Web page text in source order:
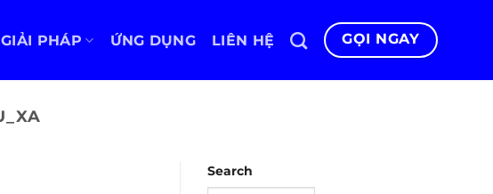
GIẢI PHÁP ỨNG DỤNG LIÊN HỆ GỌI NGAY
Search